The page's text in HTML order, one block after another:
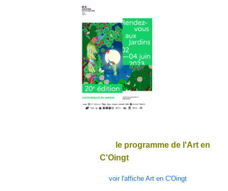
le programme de l'Art en
C'Oingt
voir l'affiche Art en C'Oingt